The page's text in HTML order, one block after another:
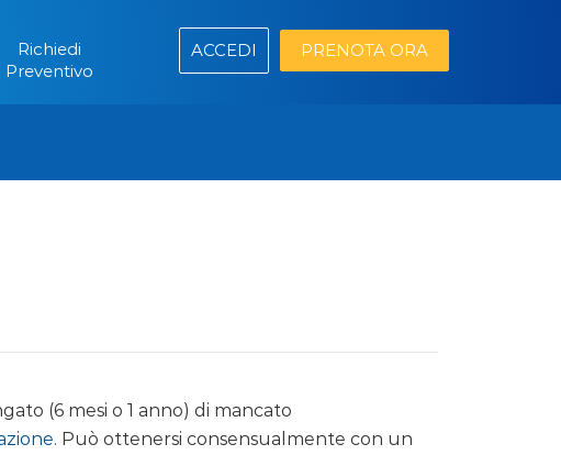
Richiedi
Preventivo
ACCEDI PRENOTA ORA
(6 mesi o 1 anno) di mancato
. Può ottenersi consensualmente con un